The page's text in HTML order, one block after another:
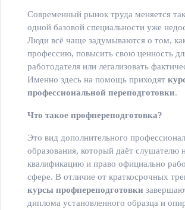
Современный рынок труда меняется
одной базовой специальности уже
Люди всё чаще задумываются о том,
профессию, повысить свою ценность
работодателя или легализовать
Именно здесь на помощь приходят
профессиональной переподготовки.
Что такое профпереподготовка?
Это вид дополнительного
образования, который даёт слушателю
квалификацию и право официально
сфере. В отличие от краткосрочных
курсы профпереподготовки
диплома установленного образца и